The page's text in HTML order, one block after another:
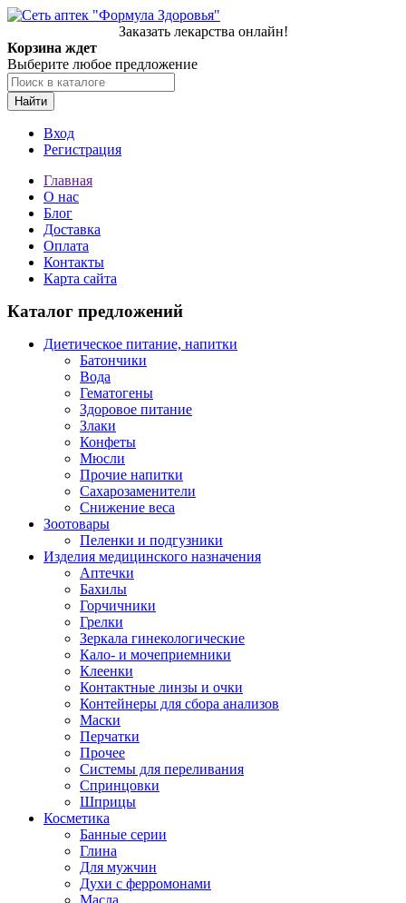
Заказать лекарства онлайн!
Корзина ждет
Выберите любое предложение
Найти
Вход
Регистрация
Главная
О нас
Блог
Доставка
Оплата
Контакты
Карта сайта
Каталог предложений
Диетическое питание, напитки
Батончики
Вода
Гематогены
Здоровое питание
Злаки
Конфеты
Мюсли
Прочие напитки
Сахарозаменители
Снижение веса
Зоотовары
Пеленки и подгузники
Изделия медицинского назначения
Аптечки
Бахилы
Горчичники
Грелки
Зеркала гинекологические
Кало- и мочеприемники
Клеенки
Контактные линзы и очки
Контейнеры для сбора анализов
Маски
Перчатки
Прочее
Системы для переливания
Спринцовки
Шприцы
Косметика
Банные серии
Глина
Для мужчин
Духи с ферромонами
Масла